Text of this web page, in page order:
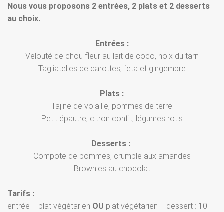
Nous vous proposons 2 entrées, 2 plats et 2 desserts
au choix.
Entrées :
Velouté de chou fleur au lait de coco, noix du tarn
Tagliatelles de carottes, feta et gingembre
Plats :
Tajine de volaille, pommes de terre
Petit épautre, citron confit, légumes rotis
Desserts :
Compote de pommes, crumble aux amandes
Brownies au chocolat
Tarifs :
entrée + plat végétarien OU plat végétarien + dessert : 10